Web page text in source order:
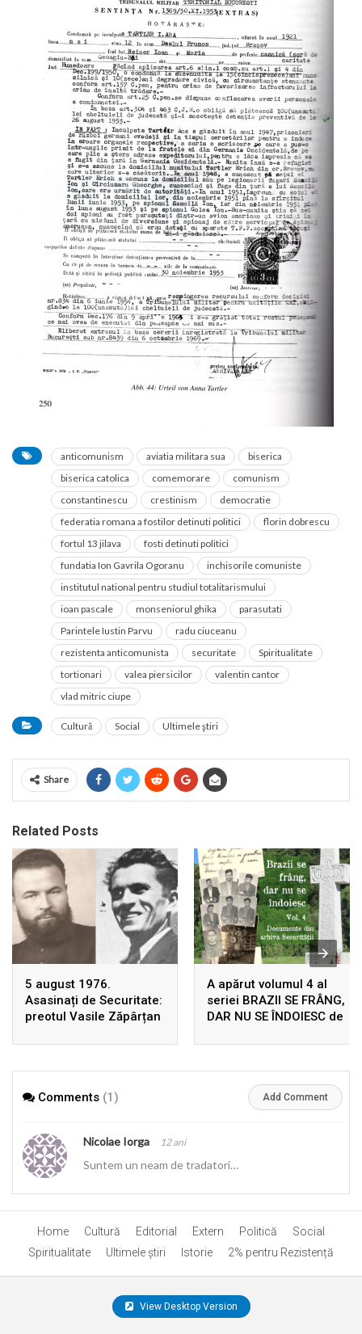
anticomunism aviatia militara sua
biserica
biserica catolica
comemorare
comunism
constantinescu
crestinism
democratie
federatia romana a fostilor detinuti politici
florin dobrescu
fortul 13 jilava
fosti detinuti politici
fundatia Ion Gavrila Ogoranu
inchisorile comuniste
institutul national pentru studiul totalitarismului
ioan pascale
monseniorul ghika
parasutati
Parintele Iustin Parvu
radu ciuceanu
rezistenta anticomunista
securitate
Spiritualitate
tortionari
valea piersicilor
valentin cantor
vlad mitric ciupe
Cultură Social Ultimele ştiri
Share
Related Posts
5 august 1976.
Asasinați de Securitate:
preotul Vasile Zăpârțan
uciși, în Germania, prin
A apărut volumul 4 al
seriei BRAZII SE FRÂNG,
DAR NU SE ÎNDOIESC de
după 22 de ani de la
din Munții Făgărașului în
arhivele Securității
Comments (1) Add Comment
Nicolae Iorga 12 ani
Suntem un neam de tradatori…
Home Cultură Editorial Extern Politică
Social
Spiritualitate
Ultimele ştiri Istorie 2% pentru Rezistență
View Desktop Version